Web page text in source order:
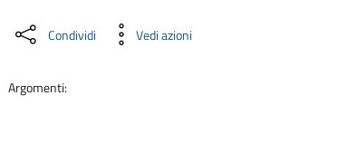
Condividi Vedi azioni
Argomenti: